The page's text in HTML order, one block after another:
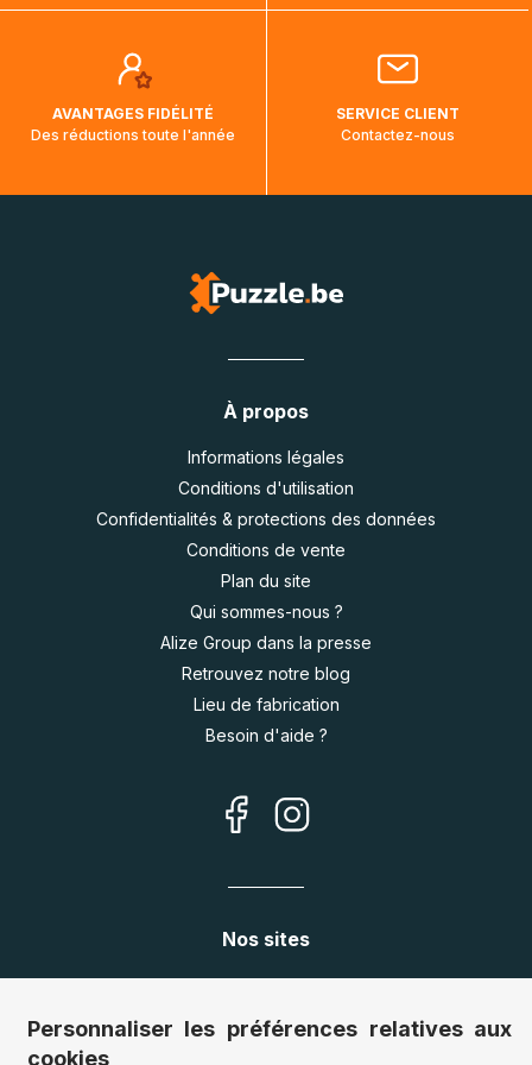
AVANTAGES FIDÉLITÉ
Des réductions toute l'année
SERVICE CLIENT
Contactez-nous
À propos
Informations légales
Conditions d'utilisation
Confidentialités & protections des données
Conditions de vente
Plan du site
Qui sommes-nous ?
Alize Group dans la presse
Retrouvez notre blog
Lieu de fabrication
Besoin d'aide ?
Nos sites
Allemagne :www.puzzle.de
www.puzzle.at
Belgique :
Personnaliser les préférences relatives aux
cookies